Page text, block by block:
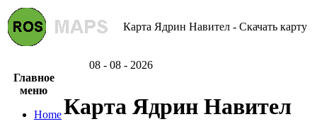
Карта Ядрин Навител - Скачать карту
08 - 08 - 2026
Главное
меню
HomeКарта Ядрин Навител